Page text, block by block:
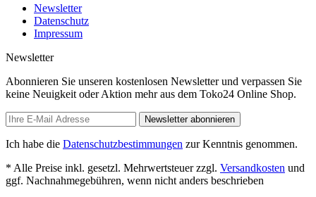
Newsletter
Datenschutz
Impressum
Newsletter
Abonnieren Sie unseren kostenlosen Newsletter und verpassen Sie
keine Neuigkeit oder Aktion mehr aus dem Toko24 Online Shop.
Newsletter abonnieren
Ich habe die Datenschutzbestimmungen zur Kenntnis genommen.
* Alle Preise inkl. gesetzl. Mehrwertsteuer zzgl. Versandkosten und
ggf. Nachnahmegebühren, wenn nicht anders beschrieben